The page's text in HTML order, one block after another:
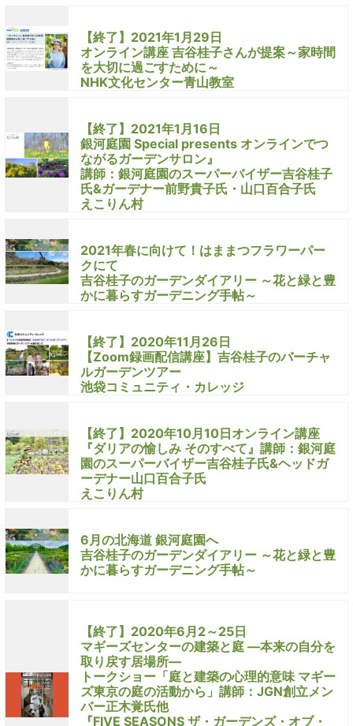
【終了】2021年1月29日
オンライン講座 吉谷桂子さんが提案～家時間
を大切に過ごすために～
NHK文化センター青山教室
【終了】2021年1月16日
銀河庭園 Special presents オンラインでつ
ながるガーデンサロン』
講師：銀河庭園のスーパーバイザー吉谷桂子
氏&ガーデナー前野貴子氏・山口百合子氏
えこりん村
2021年春に向けて！はままつフラワーパー
クにて
吉谷桂子のガーデンダイアリー ～花と緑と豊
かに暮らすガーデニング手帖～
【終了】2020年11月26日
【Zoom録画配信講座】吉谷桂子のバーチャ
ルガーデンツアー
池袋コミュニティ・カレッジ
【終了】2020年10月10日オンライン講座
『ダリアの愉しみ そのすべて』講師：銀河庭
園のスーパーバイザー吉谷桂子氏&ヘッドガ
ーデナー山口百合子氏
えこりん村
6月の北海道 銀河庭園へ
吉谷桂子のガーデンダイアリー ～花と緑と豊
かに暮らすガーデニング手帖～
【終了】2020年6月2～25日
マギーズセンターの建築と庭 ―本来の自分を
取り戻す居場所―
トークショー「庭と建築の心理的意味 マギー
ズ東京の庭の活動から」講師：JGN創立メン
バー正木覚氏他
『FIVE SEASONS ザ・ガーデンズ・オブ・